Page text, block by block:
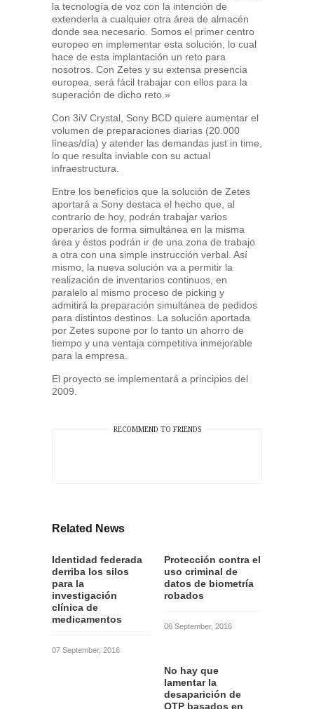
la tecnología de voz con la intención de
extenderla a cualquier otra área de almacén
donde sea necesario. Somos el primer centro
europeo en implementar esta solución, lo cual
hace de esta implantación un reto para
nosotros. Con Zetes y su extensa presencia
europea, será fácil trabajar con ellos para la
superación de dicho reto.»
Con 3iV Crystal, Sony BCD quiere aumentar el
volumen de preparaciones diarias (20.000
líneas/día) y atender las demandas just in time,
lo que resulta inviable con su actual
infraestructura.
Entre los beneficios que la solución de Zetes
aportará a Sony destaca el hecho que, al
contrario de hoy, podrán trabajar varios
operarios de forma simultánea en la misma
área y éstos podrán ir de una zona de trabajo
a otra con una simple instrucción verbal. Así
mismo, la nueva solución va a permitir la
realización de inventarios continuos, en
paralelo al mismo proceso de picking y
admitirá la preparación simultánea de pedidos
para distintos destinos. La solución aportada
por Zetes supone por lo tanto un ahorro de
tiempo y una ventaja competitiva inmejorable
para la empresa.
El proyecto se implementará a principios del
2009.
RECOMMEND TO FRIENDS
Related News
Identidad federada
derriba los silos
para la
investigación
clínica de
medicamentos
07 September, 2016
Protección contra el
uso criminal de
datos de biometría
robados
06 September, 2016
No hay que
lamentar la
desaparición de
OTP basados en